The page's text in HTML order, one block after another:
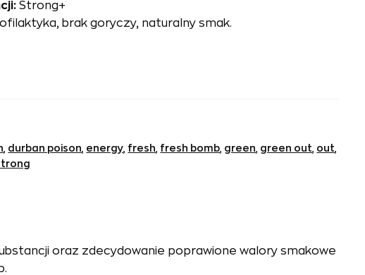
Strong+
brak goryczy, naturalny smak.
durban poison energy fresh fresh bomb green green out out
oraz zdecydowanie poprawione walory smakowe